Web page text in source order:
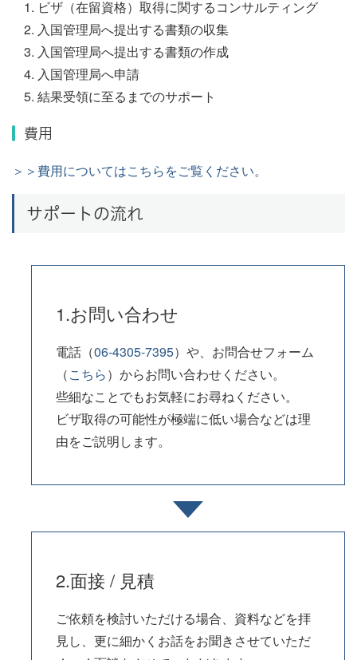
ビザ（在留資格）取得に関するコンサルティング
入国管理局へ提出する書類の収集
入国管理局へ提出する書類の作成
入国管理局へ申請
結果受領に至るまでのサポート
費用
＞＞費用についてはこちらをご覧ください。
サポートの流れ
1.お問い合わせ
電話（06-4305-7395）や、お問合せフォーム
（こちら）からお問い合わせください。
些細なことでもお気軽にお尋ねください。
ビザ取得の可能性が極端に低い場合などは理
由をご説明します。
2.面接 / 見積
ご依頼を検討いただける場合、資料などを拝
見し、更に細かくお話をお聞きさせていただ